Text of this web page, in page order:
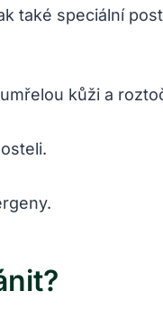
také speciální
kůži a
?